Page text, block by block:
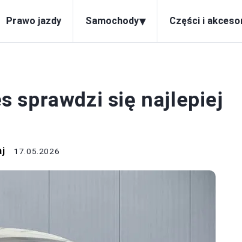
Prawo jazdy Samochody▾ Części i
sprawdzi się najlepiej
17.05.2026